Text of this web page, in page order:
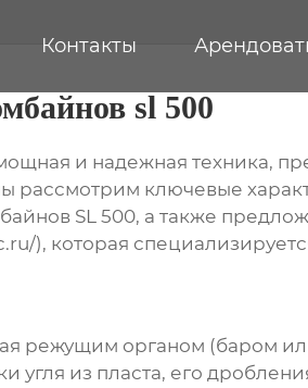
Контакты
sl 500
и надежная техника,
рассмотрим ключевые
SL 500, а также
которая
режущим органом (баром
из пласта, его